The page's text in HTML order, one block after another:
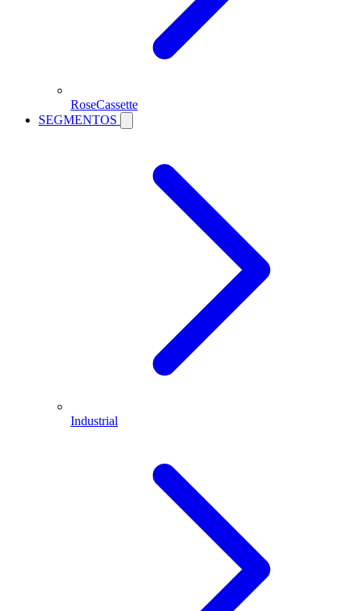
RoseCassette
SEGMENTOS
Industrial